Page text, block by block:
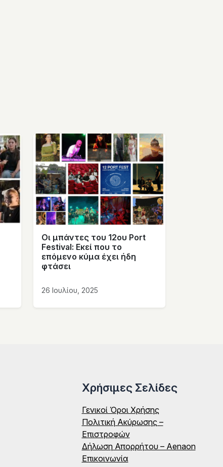
Οι μπάντες του 12ου Port
Festival: Εκεί που το
επόμενο κύμα έχει ήδη
φτάσει
26 Ιουλίου, 2025
Χρήσιμες Σελίδες
Γενικοί Όροι Χρήσης
Πολιτική Ακύρωσης –
Επιστροφών
Δήλωση Απορρήτου – Aenaon
Επικοινωνία